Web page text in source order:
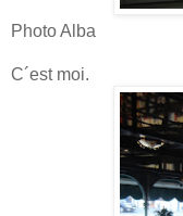
Photo Alba
C´est moi.